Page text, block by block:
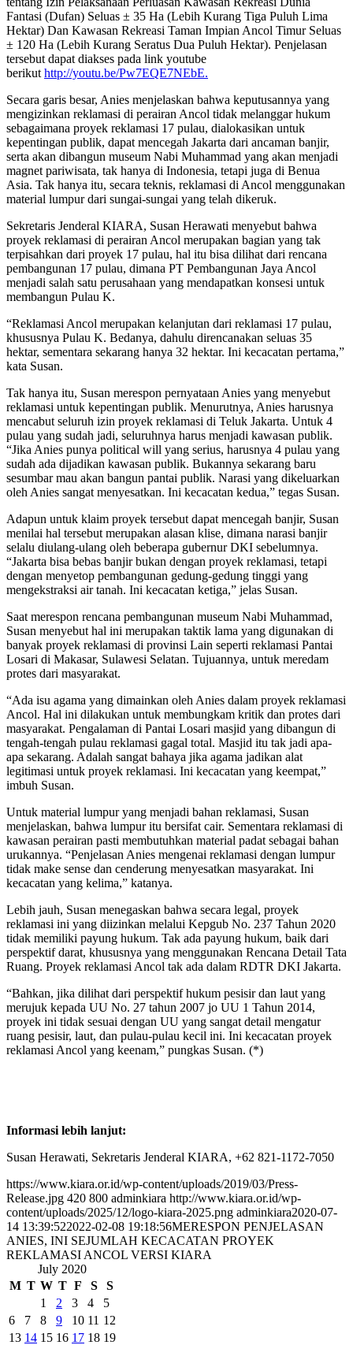
Fantasi (Dufan) Seluas ± 35 Ha (Lebih Kurang Tiga Puluh Lima
Hektar) Dan Kawasan Rekreasi Taman Impian Ancol Timur Seluas
± 120 Ha (Lebih Kurang Seratus Dua Puluh Hektar). Penjelasan
tersebut dapat diakses pada link youtube
berikut http://youtu.be/Pw7EQE7NEbE.
Secara garis besar, Anies menjelaskan bahwa keputusannya yang
mengizinkan reklamasi di perairan Ancol tidak melanggar hukum
sebagaimana proyek reklamasi 17 pulau, dialokasikan untuk
kepentingan publik, dapat mencegah Jakarta dari ancaman banjir,
serta akan dibangun museum Nabi Muhammad yang akan menjadi
magnet pariwisata, tak hanya di Indonesia, tetapi juga di Benua
Asia. Tak hanya itu, secara teknis, reklamasi di Ancol menggunakan
material lumpur dari sungai-sungai yang telah dikeruk.
Sekretaris Jenderal KIARA, Susan Herawati menyebut bahwa
proyek reklamasi di perairan Ancol merupakan bagian yang tak
terpisahkan dari proyek 17 pulau, hal itu bisa dilihat dari rencana
pembangunan 17 pulau, dimana PT Pembangunan Jaya Ancol
menjadi salah satu perusahaan yang mendapatkan konsesi untuk
membangun Pulau K.
“Reklamasi Ancol merupakan kelanjutan dari reklamasi 17 pulau,
khususnya Pulau K. Bedanya, dahulu direncanakan seluas 35
hektar, sementara sekarang hanya 32 hektar. Ini kecacatan pertama,”
kata Susan.
Tak hanya itu, Susan merespon pernyataan Anies yang menyebut
reklamasi untuk kepentingan publik. Menurutnya, Anies harusnya
mencabut seluruh izin proyek reklamasi di Teluk Jakarta. Untuk 4
pulau yang sudah jadi, seluruhnya harus menjadi kawasan publik.
“Jika Anies punya political will yang serius, harusnya 4 pulau yang
sudah ada dijadikan kawasan publik. Bukannya sekarang baru
sesumbar mau akan bangun pantai publik. Narasi yang dikeluarkan
oleh Anies sangat menyesatkan. Ini kecacatan kedua,” tegas Susan.
Adapun untuk klaim proyek tersebut dapat mencegah banjir, Susan
menilai hal tersebut merupakan alasan klise, dimana narasi banjir
selalu diulang-ulang oleh beberapa gubernur DKI sebelumnya.
“Jakarta bisa bebas banjir bukan dengan proyek reklamasi, tetapi
dengan menyetop pembangunan gedung-gedung tinggi yang
mengekstraksi air tanah. Ini kecacatan ketiga,” jelas Susan.
Saat merespon rencana pembangunan museum Nabi Muhammad,
Susan menyebut hal ini merupakan taktik lama yang digunakan di
banyak proyek reklamasi di provinsi Lain seperti reklamasi Pantai
Losari di Makasar, Sulawesi Selatan. Tujuannya, untuk meredam
protes dari masyarakat.
“Ada isu agama yang dimainkan oleh Anies dalam proyek reklamasi
Ancol. Hal ini dilakukan untuk membungkam kritik dan protes dari
masyarakat. Pengalaman di Pantai Losari masjid yang dibangun di
tengah-tengah pulau reklamasi gagal total. Masjid itu tak jadi apa-
apa sekarang. Adalah sangat bahaya jika agama jadikan alat
legitimasi untuk proyek reklamasi. Ini kecacatan yang keempat,”
imbuh Susan.
Untuk material lumpur yang menjadi bahan reklamasi, Susan
menjelaskan, bahwa lumpur itu bersifat cair. Sementara reklamasi di
kawasan perairan pasti membutuhkan material padat sebagai bahan
urukannya. “Penjelasan Anies mengenai reklamasi dengan lumpur
tidak make sense dan cenderung menyesatkan masyarakat. Ini
kecacatan yang kelima,” katanya.
Lebih jauh, Susan menegaskan bahwa secara legal, proyek
reklamasi ini yang diizinkan melalui Kepgub No. 237 Tahun 2020
tidak memiliki payung hukum. Tak ada payung hukum, baik dari
perspektif darat, khususnya yang menggunakan Rencana Detail Tata
Ruang. Proyek reklamasi Ancol tak ada dalam RDTR DKI Jakarta.
“Bahkan, jika dilihat dari perspektif hukum pesisir dan laut yang
merujuk kepada UU No. 27 tahun 2007 jo UU 1 Tahun 2014,
proyek ini tidak sesuai dengan UU yang sangat detail mengatur
ruang pesisir, laut, dan pulau-pulau kecil ini. Ini kecacatan proyek
reklamasi Ancol yang keenam,” pungkas Susan. (*)
Informasi lebih lanjut:
Susan Herawati, Sekretaris Jenderal KIARA, +62 821-1172-7050
https://www.kiara.or.id/wp-content/uploads/2019/03/Press-
Release.jpg 420 800 adminkiara http://www.kiara.or.id/wp-
content/uploads/2025/12/logo-kiara-2025.png adminkiara2020-07-
14 13:39:522022-02-08 19:18:56MERESPON PENJELASAN
ANIES, INI SEJUMLAH KECACATAN PROYEK
REKLAMASI ANCOL VERSI KIARA
July 2020
M T W T F S
S
1
2 3 4
5
6
7 8 9 10 11 12
13 14 15 16 17 18 19